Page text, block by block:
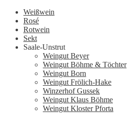
Weißwein
Rosé
Rotwein
Sekt
Saale-Unstrut
Weingut Beyer
Weingut Böhme & Töchter
Weingut Born
Weingut Frölich-Hake
Winzerhof Gussek
Weingut Klaus Böhme
Weingut Kloster Pforta